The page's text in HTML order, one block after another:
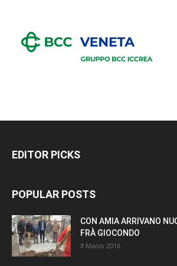
EDITOR PICKS
POPULAR POSTS
CON AMIA ARRIVANO
FRÀ GIOCONDO
8 Marzo 2016